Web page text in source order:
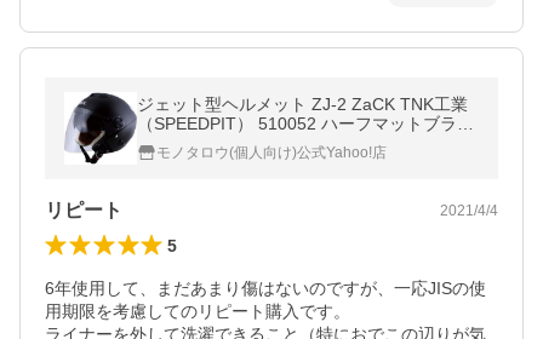
ジェット型ヘルメット ZJ-2 ZaCK TNK工業
（SPEEDPIT） 510052 ハーフマットブラッ
ク モノタロウ(個人向け)公式Yahoo!店
リピート 2021/4/4
5
6年使用して、まだあまり傷はないのですが、一応JISの使
用期限を考慮してのリピート購入です。
ライナーを外して洗濯できること（特におでこの辺りが気